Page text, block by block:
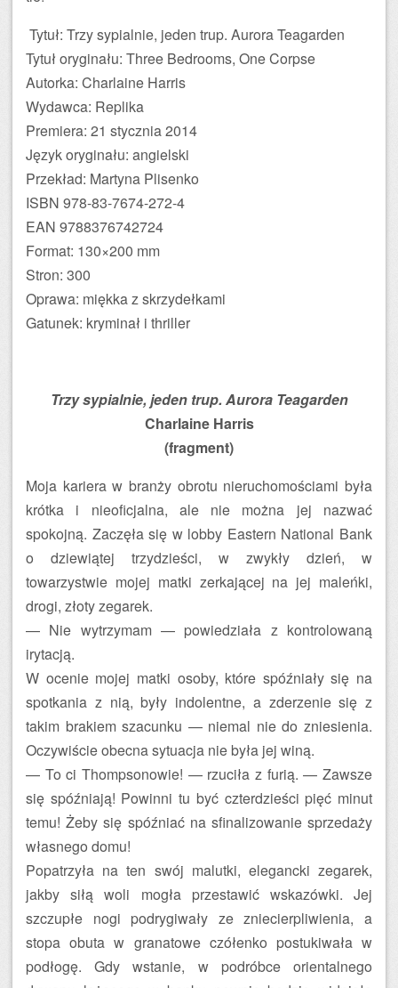
Tytuł: Trzy sypialnie, jeden trup. Aurora Teagarden
Tytuł oryginału: Three Bedrooms, One Corpse
Autorka: Charlaine Harris
Wydawca: Replika
Premiera: 21 stycznia 2014
Język oryginału: angielski
Przekład: Martyna Plisenko
ISBN 978-83-7674-272-4
EAN 9788376742724
Format: 130×200 mm
Stron: 300
Oprawa: miękka z skrzydełkami
Gatunek: kryminał i thriller
Trzy sypialnie, jeden trup. Aurora Teagarden
Charlaine Harris
(fragment)
Moja kariera w branży obrotu nieruchomościami była
krótka i nieoficjalna, ale nie można jej nazwać
spokojną. Zaczęła się w lobby Eastern National Bank
o dziewiątej trzydzieści, w zwykły dzień, w
towarzystwie mojej matki zerkającej na jej maleńki,
drogi, złoty zegarek.
— Nie wytrzymam — powiedziała z kontrolowaną
irytacją.
W ocenie mojej matki osoby, które spóźniały się na
spotkania z nią, były indolentne, a zderzenie się z
takim brakiem szacunku — niemal nie do zniesienia.
Oczywiście obecna sytuacja nie była jej winą.
— To ci Thompsonowie! — rzuciła z furią. — Zawsze
się spóźniają! Powinni tu być czterdzieści pięć minut
temu! Żeby się spóźniać na sfinalizowanie sprzedaży
własnego domu!
Popatrzyła na ten swój malutki, elegancki zegarek,
jakby siłą woli mogła przestawić wskazówki. Jej
szczupłe nogi podrygiwały ze zniecierpliwienia, a
stopa obuta w granatowe czółenko postukiwała w
podłogę. Gdy wstanie, w podróbce orientalnego